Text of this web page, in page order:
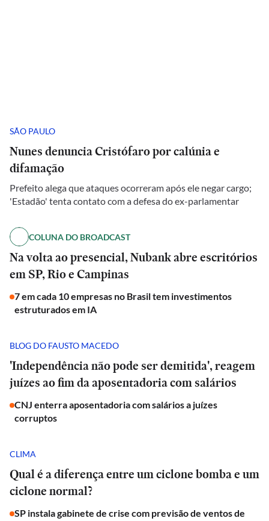
SÃO PAULO
Nunes denuncia Cristófaro por calúnia e
difamação
Prefeito alega que ataques ocorreram após ele negar cargo;
'Estadão' tenta contato com a defesa do ex-parlamentar
COLUNA DO BROADCAST
Na volta ao presencial, Nubank abre escritórios
em SP, Rio e Campinas
7 em cada 10 empresas no Brasil tem investimentos
estruturados em IA
BLOG DO FAUSTO MACEDO
'Independência não pode ser demitida', reagem
juízes ao fim da aposentadoria com salários
CNJ enterra aposentadoria com salários a juízes
corruptos
CLIMA
Qual é a diferença entre um ciclone bomba e um
ciclone normal?
SP instala gabinete de crise com previsão de ventos de